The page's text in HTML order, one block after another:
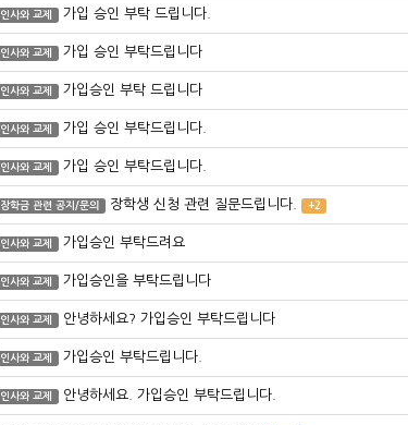
인사와 교제 가입 승인 부탁 드립니다.
인사와 교제 가입 승인 부탁드립니다
인사와 교제 가입승인 부탁 드립니다
인사와 교제 가입 승인 부탁드립니다.
인사와 교제 가입 승인 부탁드립니다.
장학금 관련 공지/문의 장학생 신청 관련 질문드립니다. +2
인사와 교제 가입승인 부탁드려요
인사와 교제 가입승인을 부탁드립니다
인사와 교제 안녕하세요? 가입승인 부탁드립니다
인사와 교제 가입승인 부탁드립니다.
인사와 교제 안녕하세요. 가입승인 부탁드립니다.